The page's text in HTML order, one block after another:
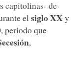
capitolinas- de
el siglo XXy
periodo que
,